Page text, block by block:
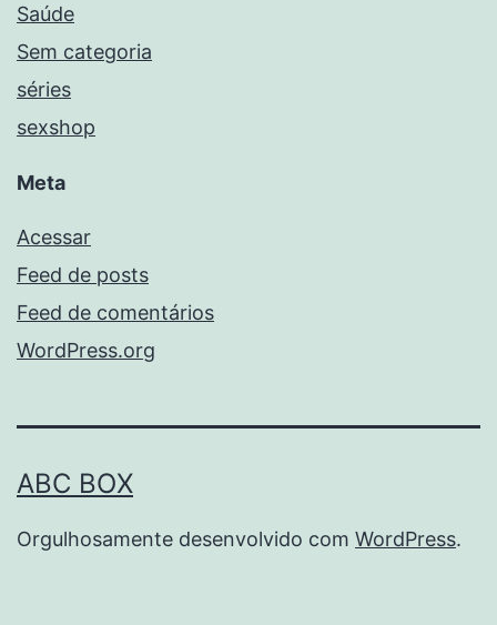
Saúde
Sem categoria
séries
sexshop
Meta
Acessar
Feed de posts
Feed de comentários
WordPress.org
ABC BOX
Orgulhosamente desenvolvido com WordPress.